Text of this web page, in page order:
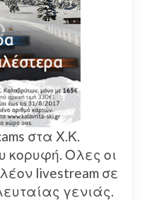
στα Χ.Κ.
κορυφή. Ολες οι
livestream σε
γενιάς.